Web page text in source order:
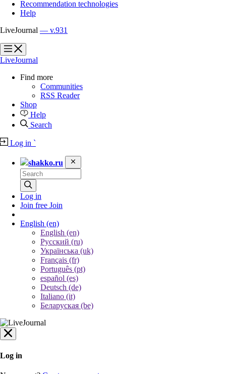
Recommendation technologies
Help
LiveJournal — v.931
?
?
LiveJournal
Find more
Communities
RSS Reader
Shop
Help
Search
Log in `
shakko.ru
Log in
Join free Join
English (en)
English (en)
Русский (ru)
Українська (uk)
Français (fr)
Português (pt)
español (es)
Deutsch (de)
Italiano (it)
Беларуская (be)
Log in